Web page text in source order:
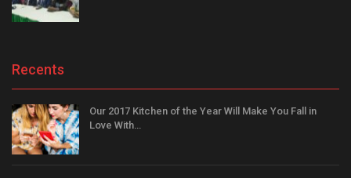
Recents
Our 2017 Kitchen of the Year Will Make You Fall in
Love With…